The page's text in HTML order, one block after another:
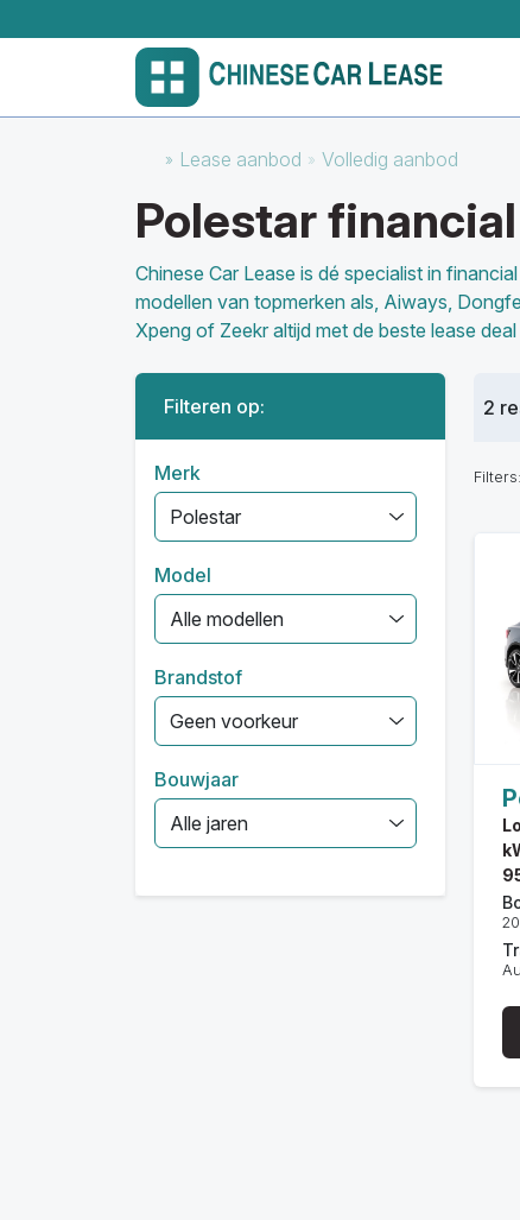
Lease aanbod Volledig aanbod
Polestar
Chinese Car Lease is dé specialist in
modellen van topmerken als, Aiways,
Xpeng of Zeekr altijd met de beste lease
Filteren op:
Merk
Polestar
Model
Alle modellen
Brandstof
Geen voorkeur
Bouwjaar
Alle jaren
2
Filters: